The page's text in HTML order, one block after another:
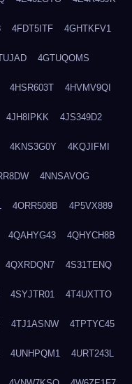
4FDT5ITF 4GHTKFV1
4GTUQOMS
4HSR603T 4HVMV9QI
4JH8IPKK 4JS349D2
4KNS3G0Y 4KQJIFMI
4NNSAVOG
4ORR508B 4P5VX889
4QAHYG43 4QHYCH8B
4QXRDQN7 4S31TENQ
4SYJTR01 4T4UXTTO
4TJ1ASNW 4TPTYC45
4UNHPQM1 4URT243L